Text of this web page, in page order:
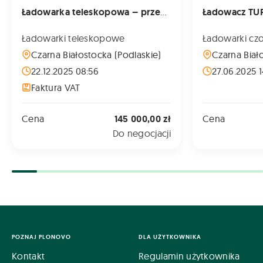
Ładowarka teleskopowa – przegubowa HORNET HMA 825T
Ładowarki teleskopowe
Czarna Białostocka (Podlaskie)
22.12.2025 08:56
Faktura VAT
Cena 145 000,00 zł
Do negocjacji
Ładowarki
Czarna
27.06.2025
Cena
POZNAJ PLONOVO
Kontakt
DLA UŻYTKOWNIKA
Regulamin użytkownika